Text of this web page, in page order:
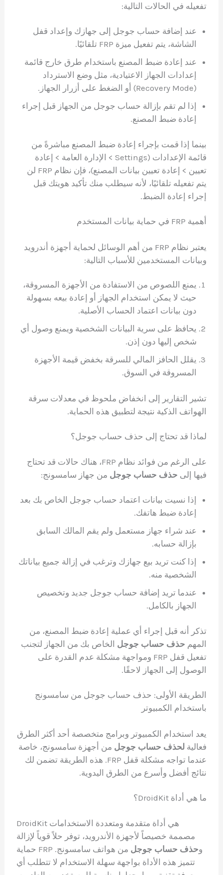
تفعيله في الحالات التالية:
عند إضافة حساب جوجل إلى جهازك وإعداد قفل
الشاشة، يتم تفعيل ميزة FRP تلقائيًا.
عند إعادة ضبط المصنع باستخدام طرق خارج قائمة
إعدادات الجهاز الاعتيادية، مثل وضع الاسترداد
(Recovery Mode) أو الضغط على أزرار الجهاز.
إذا لم تقم بإزالة حساب جوجل من الجهاز قبل إجراء
إعادة ضبط المصنع.
بينما إذا قمت بإجراء إعادة ضبط المصنع مباشرةً من
قائمة الإعدادات (Settings > الإدارة العامة > إعادة
تعيين > إعادة تعيين بيانات المصنع)، فإن نظام FRP لن
يتم تفعيله تلقائيًا، لأنه سيطلب منك تأكيد هويتك قبل
إجراء إعادة الضبط.
أهمية FRP في حماية بيانات المستخدم
يعتبر نظام FRP من أهم الوسائل لحماية أجهزة أندرويد
وبيانات المستخدمين للأسباب التالية:
يمنع اللصوص من الاستفادة من الأجهزة المسروقة،
حيث لا يمكن استخدام الجهاز أو إعادة بيعه بسهولة
دون بيانات اعتماد الحساب الأصلية.
يحافظ على سرية البيانات الشخصية ويمنع وصول أي
شخص إليها دون إذن.
يقلل الحافز المالي للسرقة بخفض قيمة الأجهزة
المسروقة في السوق.
تشير التقارير إلى انخفاض ملحوظ في معدلات سرقة
الهواتف الذكية نتيجة لتطبيق هذه الحماية.
لماذا قد تحتاج إلى حذف حساب جوجل؟
على الرغم من فوائد نظام FRP، هناك حالات قد تحتاج
فيها إلى حذف حساب جوجل من جهاز سامسونج:
إذا نسيت بيانات اعتماد حساب جوجل الخاص بك بعد
إعادة ضبط هاتفك.
عند شراء جهاز مستعمل ولم يقم المالك السابق
بإزالة حسابه.
إذا كنت تريد بيع جهازك وترغب في إزالة جميع بياناتك
الشخصية منه.
عندما تريد إضافة حساب جوجل جديد وتخصيص
الجهاز بالكامل.
تذكر أنه قبل إجراء أي عملية إعادة ضبط المصنع، من
المهم حذف حساب جوجل الخاص بك من الجهاز لتجنب
تفعيل قفل FRP ومواجهة مشكلة عدم القدرة على
الوصول إلى الجهاز لاحقًا.
الطريقة الأولى: حذف حساب جوجل من سامسونج
باستخدام الكمبيوتر
يعد استخدام الكمبيوتر وبرامج متخصصة أحد أكثر الطرق
فعاليةلحذف حساب جوجل من أجهزة سامسونج، خاصة
عندما تواجه مشكلة قفل FRP. هذه الطريقة تضمن لك
نتائج أفضل وأسرع من الطرق اليدوية.
ما هي أداة DroidKit؟
DroidKit هي أداة متقدمة ومتعددة الاستخدامات
مصممة خصيصاً لأجهزة الأندرويد، توفر حلاً قوياً لإزالة
حماية FRP وحذف حساب جوجل من هواتف سامسونج.
تتميز هذه الأداة بواجهة سهلة الاستخدام لا تتطلب أي